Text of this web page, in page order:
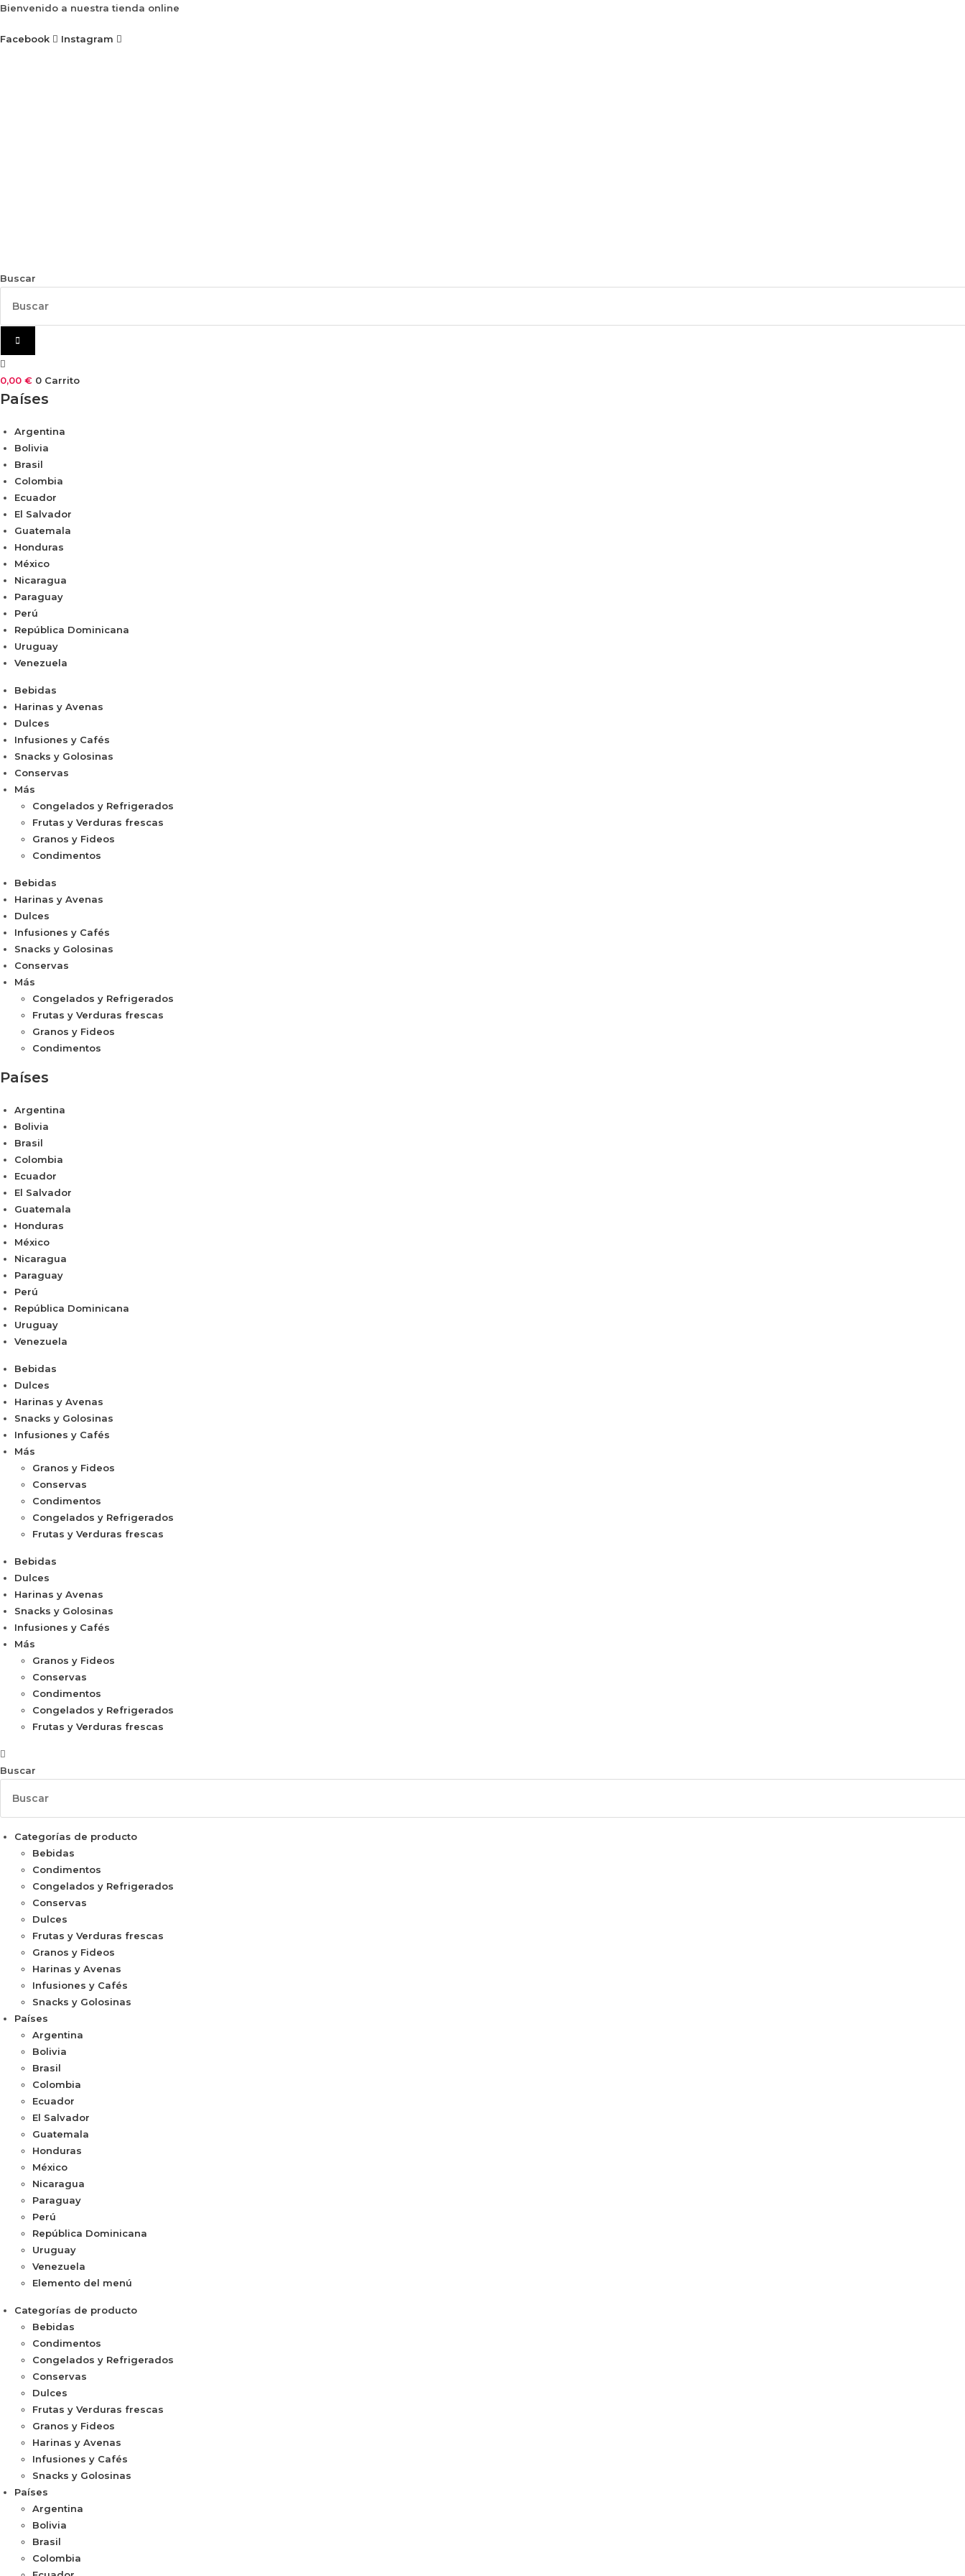
Ir
contenido
Bienvenido a nuestra tienda online
Facebook Instagram
Buscar
0,00 € 0 Carrito
Países
Argentina
Bolivia
Brasil
Colombia
Ecuador
El Salvador
Guatemala
Honduras
México
Nicaragua
Paraguay
Perú
República Dominicana
Uruguay
Venezuela
Bebidas
Harinas y Avenas
Dulces
Infusiones y Cafés
Snacks y Golosinas
Conservas
Más
Congelados y Refrigerados
Frutas y Verduras frescas
Granos y Fideos
Condimentos
Bebidas
Harinas y Avenas
Dulces
Infusiones y Cafés
Snacks y Golosinas
Conservas
Más
Congelados y Refrigerados
Frutas y Verduras frescas
Granos y Fideos
Condimentos
Países
Argentina
Bolivia
Brasil
Colombia
Ecuador
El Salvador
Guatemala
Honduras
México
Nicaragua
Paraguay
Perú
República Dominicana
Uruguay
Venezuela
Bebidas
Dulces
Harinas y Avenas
Snacks y Golosinas
Infusiones y Cafés
Más
Granos y Fideos
Conservas
Condimentos
Congelados y Refrigerados
Frutas y Verduras frescas
Bebidas
Dulces
Harinas y Avenas
Snacks y Golosinas
Infusiones y Cafés
Más
Granos y Fideos
Conservas
Condimentos
Congelados y Refrigerados
Frutas y Verduras frescas
Buscar
Categorías de producto
Bebidas
Condimentos
Congelados y Refrigerados
Conservas
Dulces
Frutas y Verduras frescas
Granos y Fideos
Harinas y Avenas
Infusiones y Cafés
Snacks y Golosinas
Países
Argentina
Bolivia
Brasil
Colombia
Ecuador
El Salvador
Guatemala
Honduras
México
Nicaragua
Paraguay
Perú
República Dominicana
Uruguay
Venezuela
Elemento del menú
Categorías de producto
Bebidas
Condimentos
Congelados y Refrigerados
Conservas
Dulces
Frutas y Verduras frescas
Granos y Fideos
Harinas y Avenas
Infusiones y Cafés
Snacks y Golosinas
Países
Argentina
Bolivia
Brasil
Colombia